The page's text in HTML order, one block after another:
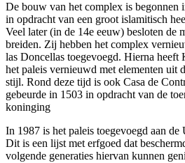
De bouw van het complex is begonnen
in opdracht van een groot islamitisch
Veel later (in de 14e eeuw) besloten de
breiden. Zij hebben het complex
las Doncellas toegevoegd. Hierna
het paleis vernieuwd met elementen uit
stijl. Rond deze tijd is ook Casa de
gebeurde in 1503 in opdracht van de
koninging
In 1987 is het paleis toegevoegd aan
Dit is een lijst met erfgoed dat
volgende generaties hiervan kunnen